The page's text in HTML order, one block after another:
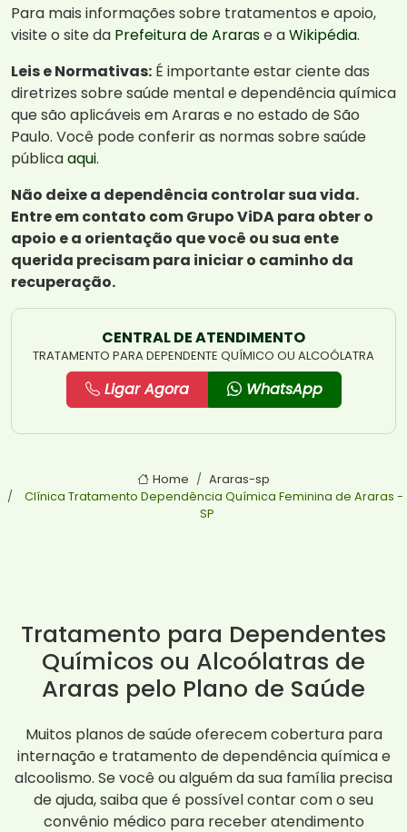
Para mais informações sobre tratamentos e apoio,
visite o site da Prefeitura de Ararase aWikipédia.
Leis e Normativas: É importante estar ciente das
diretrizes sobre saúde mental e dependência química
que são aplicáveis em Araras e no estado de São
Paulo. Você pode conferir as normas sobre saúde
públicaaqui.
Não deixe a dependência controlar sua vida.
Entre em contato com Grupo ViDA para obter o
apoio e a orientação que você ou sua ente
querida precisam para iniciar o caminho da
recuperação.
CENTRAL DE ATENDIMENTO
TRATAMENTO PARA DEPENDENTE QUÍMICO OU ALCOÓLATRA
Ligar Agora WhatsApp
Home
Araras-sp
Clínica Tratamento Dependência Química Feminina de Araras -
SP
Tratamento para Dependentes
Químicos ou Alcoólatras de
Araras pelo Plano de Saúde
Muitos planos de saúde oferecem cobertura para
internação e tratamento de dependência química e
alcoolismo. Se você ou alguém da sua família precisa
de ajuda, saiba que é possível contar com o seu
convênio médico para receber atendimento